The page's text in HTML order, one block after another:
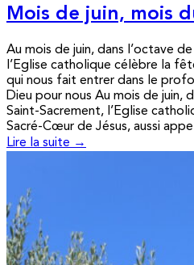
Mois de juin, mois
Au mois de juin, dans l’octave
l’Eglise catholique célèbre la
qui nous fait entrer dans le
Dieu pour nous Au mois de juin,
Saint-Sacrement, l’Eglise
Sacré-Cœur de Jésus, aussi
Lire la suite →